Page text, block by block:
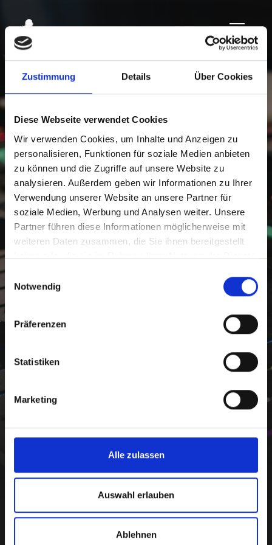
Zustimmung Details Über Cookies
Diese Webseite verwendet Cookies
Wir verwenden Cookies, um Inhalte und Anzeigen zu
personalisieren, Funktionen für soziale Medien anbieten
zu können und die Zugriffe auf unsere Website zu
analysieren. Außerdem geben wir Informationen zu Ihrer
Verwendung unserer Website an unsere Partner für
soziale Medien, Werbung und Analysen weiter. Unsere
Partner führen diese Informationen möglicherweise mit
weiteren Daten zusammen, die Sie ihnen bereitgestellt
haben oder die sie im Rahmen Ihrer Nutzung der Dienste
Einwilligungsauswahl
Notwendig
Präferenzen
Statistiken
Marketing
Alle zulassen
Auswahl erlauben
Ablehnen